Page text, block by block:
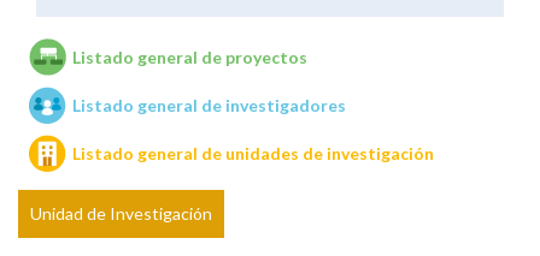
Unidades de investigación
Listado general de proyectos
Listado general de investigadores
Listado general de unidades de investigación
Unidad de Investigación